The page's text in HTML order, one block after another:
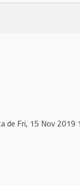
de Fri, 15 Nov 2019